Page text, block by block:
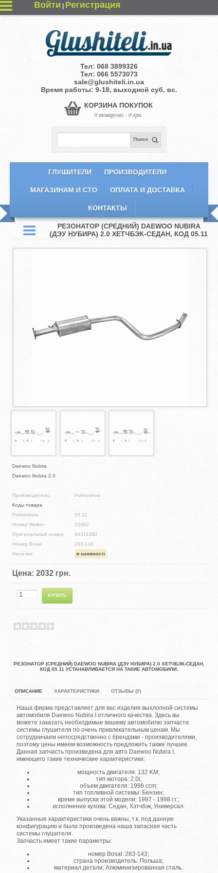
Войти|Регистрация
Тел: 068 3899326
Тел: 066 5573073
sale@glushiteli.in.ua
Время работы: 9-18, выходной суб, вс.
КОРЗИНА ПОКУПОК
0 товар(ов) - 0 грн.
Поиск
ГЛУШИТЕЛИ ПРОИЗВОДИТЕЛИ
МАГАЗИНАМ И СТО ОПЛАТА И ДОСТАВКА
КОНТАКТЫ
РЕЗОНАТОР (СРЕДНИЙ) DAEWOO NUBIRA
(ДЭУ НУБИРА) 2.0 ХЕТЧБЭК-СЕДАН, КОД 05.11
Daewoo Nubira
Daewoo Nubira 2.0
Производитель:
Polmostrow
Коды товара
Polmostrow
05.11
Номер Walker
22062
Оригинальный номер
96311380
Номер Bosal
283-143
Наличие:
в наявності
Цена:2032 грн.
РЕЗОНАТОР (СРЕДНИЙ) DAEWOO NUBIRA (ДЭУ НУБИРА) 2.0 ХЕТЧБЭК-СЕДАН,
КОД 05.11 УСТАНАВЛИВАЕТСЯ НА ТАКИЕ АВТОМОБИЛИ:
ОПИСАНИЕ ХАРАКТЕРИСТИКИ ОТЗЫВЫ (0)
Наша фирма представляет для вас изделия выхлопной системы
автомобиля Daewoo Nubira I отличного качества. Здесь вы
можете заказать необходимые вашему автомобилю запчасти
системы глушителя по очень привлекательным ценам. Мы
сотрудничаем непосредственно с брендами - производителями,
поэтому цены имеем возможность предложить также лучшие.
Данная запчасть произведена для авто Daewoo Nubira I,
имеющего такие технические характеристики:
мощность двигателя: 132 KM;
тип мотора: 2.0i;
объем двигателя: 1998 ccm;
тип топливной системы: Бензин;
время выпуска этой модели: 1997 - 1998 г.г.;
исполнение кузова: Седан, Хэтчбэк, Универсал.
Указанные характеристики очень важны, т.к. под данную
конфигурацию и была произведена наша запасная часть
системы глушителя.
Запчасть имеет такие параметры:
номер Bosal: 283-143;
страна производитель: Польша;
материал детали: Алюминизированная сталь.